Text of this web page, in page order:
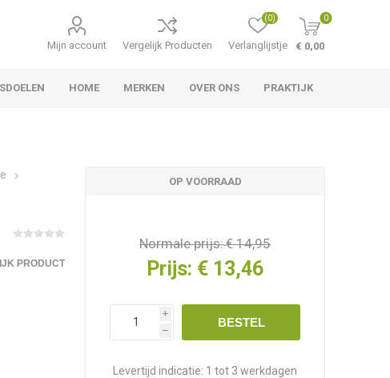
Mijn account Vergelijk Producten Verlanglijstje
(0) 0
€ 0,00
HOME MERKEN OVER ONS PRAKTIJK
PRODUCT
OP VOORRAAD
Normale prijs:€ 14,95
Prijs: € 13,46
i
h
BESTEL
Levertijd indicatie: 1 tot 3 werkdagen